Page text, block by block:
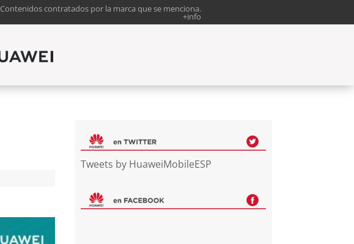
Contenidos contratados por la marca que se menciona.
+info
Tweets by HuaweiMobileESP